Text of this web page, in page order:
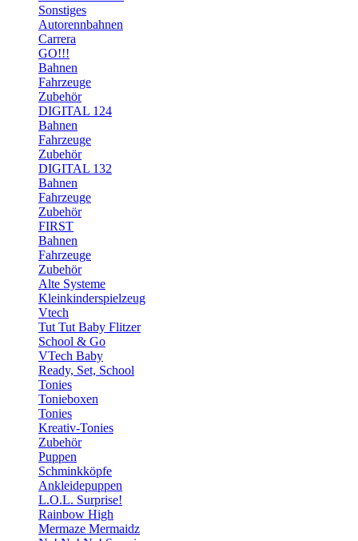
Sonstiges
Autorennbahnen
Carrera
GO!!!
Bahnen
Fahrzeuge
Zubehör
DIGITAL 124
Bahnen
Fahrzeuge
Zubehör
DIGITAL 132
Bahnen
Fahrzeuge
Zubehör
FIRST
Bahnen
Fahrzeuge
Zubehör
Alte Systeme
Kleinkinderspielzeug
Vtech
Tut Tut Baby Flitzer
School & Go
VTech Baby
Ready, Set, School
Tonies
Tonieboxen
Tonies
Kreativ-Tonies
Zubehör
Puppen
Schminkköpfe
Ankleidepuppen
L.O.L. Surprise!
Rainbow High
Mermaze Mermaidz